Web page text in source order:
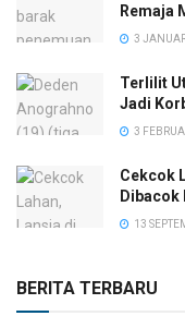
Remaja
3
Terlilit
Jadi
3
Cekcok
Dibacok
13
BERITA TERBARU